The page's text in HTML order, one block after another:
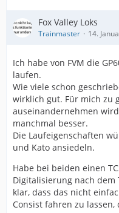
Fox Valley Loks
Trainmaster 14.
Ich habe von FVM die
laufen.
Wie viele schon
wirklich gut. Für mich zu
auseinandernehmen
manchmal besser.
Die Laufeigenschaften
und Kato ansiedeln.
Habe bei beiden einen
Digitalisierung nach
klar, dass das nicht
Consist fahren zu lassen,